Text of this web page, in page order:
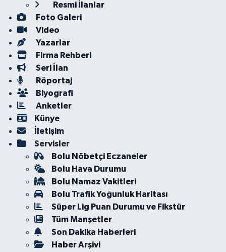
Resmi İlanlar
Foto Galeri
Video
Yazarlar
Firma Rehberi
Seri İlan
Röportaj
Biyografi
Anketler
Künye
İletişim
Servisler
Bolu Nöbetçi Eczaneler
Bolu Hava Durumu
Bolu Namaz Vakitleri
Bolu Trafik Yoğunluk Haritası
Süper Lig Puan Durumu ve Fikstür
Tüm Manşetler
Son Dakika Haberleri
Haber Arşivi